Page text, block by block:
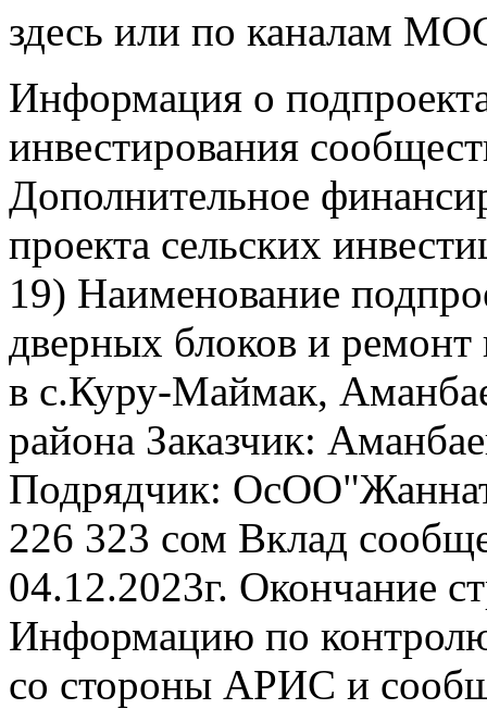
здесь или по каналам
Информация о
инвестирования
Дополнительное
проекта сельских
19) Наименование
дверных блоков и
в с.Куру-Маймак,
района Заказчик:
Подрядчик:
226 323 сом Вклад
04.12.2023г. Окончание
Информацию по контролю
со стороны АРИС и